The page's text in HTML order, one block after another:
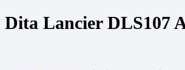
Dita Lancier DLS107